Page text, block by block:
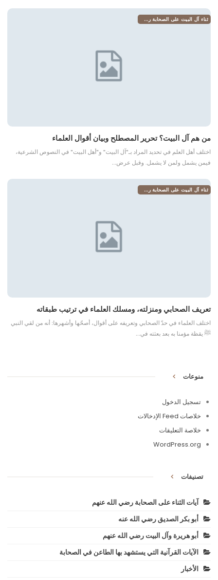
ثناء آل البيت على الصحابة رضي الله عنهم
من هم آل البيت؟ تحرير المصطلح وبيان أقوال العلماء
اختلف أهل العلم في تحديد المراد بـ"آل البيت" و"أهل البيت" في النصوص الشرعية،
فيمن يشمل ولمن لا يشمل. وقبل عرض…
ثناء آل البيت على الصحابة رضي الله عنهم
تعريف الصحابي ومنزلته، ومسلك العلماء في ترتيب طبقاته
اختلف العلماء في حدّ الصحابي وتعريفه على أقوال، أصحّها وأشهرها: أنه من لقي النبي
ﷺ يقظة مؤمنا به بعد بعثته في…
منوعات
تسجيل الدخول
خلاصات Feed الإدخالات
خلاصة التعليقات
WordPress.org
تصنيفات
آيات الثناء على الصحابة رضي الله عنهم
أبو بكر الصديق رضي الله عنه
أبو هريرة وآل البيت رضي الله عنهم
الآيات القرآنية التي يستشهد بها الطاعن في الصحابة
الأخبار